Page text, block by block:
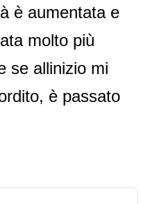
è aumentata e
molto più
se allinizio mi
è passato